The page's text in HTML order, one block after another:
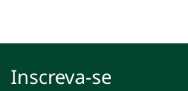
Inscreva-se